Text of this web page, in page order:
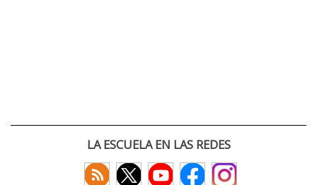
LA ESCUELA EN LAS REDES